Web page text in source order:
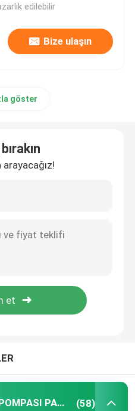
edilebilir
Bize ulaşın
göster
arayacağız!
PUTZMEISTER BETON POMPASI PARÇALARI (58)